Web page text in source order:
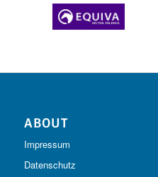
ABOUT
Impressum
Datenschutz